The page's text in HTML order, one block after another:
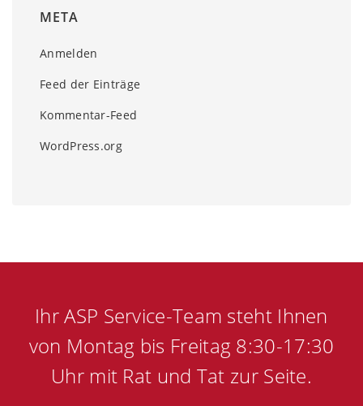
META
Anmelden
Feed der Einträge
Kommentar-Feed
WordPress.org
Ihr ASP Service-Team steht Ihnen
von Montag bis Freitag 8:30-17:30
Uhr mit Rat und Tat zur Seite.